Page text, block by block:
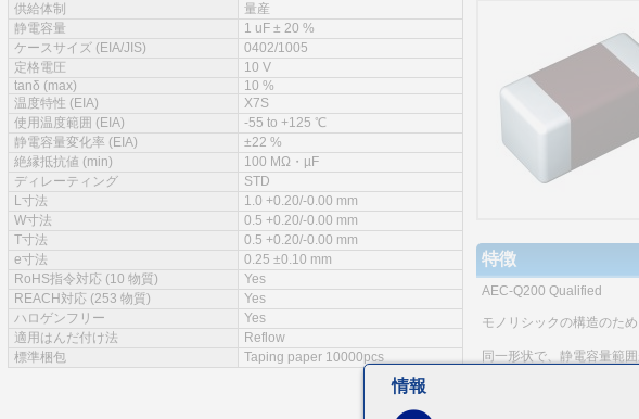
供給体制
量産
静電容量
1 uF ± 20 %
ケースサイズ (EIA/JIS)
0402/1005
定格電圧
10 V
tanδ (max)
10 %
温度特性 (EIA)
X7S
使用温度範囲 (EIA)
-55 to +125 ℃
静電容量変化率 (EIA)
±22 %
絶縁抵抗値 (min)
100 MΩ・µF
ディレーティング
STD
L寸法
1.0 +0.20/-0.00 mm
W寸法
0.5 +0.20/-0.00 mm
T寸法
0.5 +0.20/-0.00 mm
e寸法
0.25 ±0.10 mm
RoHS指令対応 (10 物質)
Yes
REACH対応 (253 物質)
Yes
ハロゲンフリー
Yes
適用はんだ付け法
Reflow
標準梱包
Taping paper 10000pcs
特徴
AEC-Q200 Qualified
モノリシックの構造のた
同一形状で、静電容量範囲
情報